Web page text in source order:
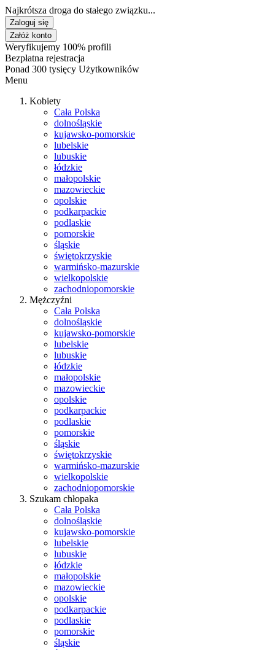
Najkrótsza droga do stałego związku...
Zaloguj się
Załóż konto
Weryfikujemy 100% profili
Bezpłatna rejestracja
Ponad 300 tysięcy Użytkowników
Menu
Kobiety
Cała Polska
dolnośląskie
kujawsko-pomorskie
lubelskie
lubuskie
łódzkie
małopolskie
mazowieckie
opolskie
podkarpackie
podlaskie
pomorskie
śląskie
świętokrzyskie
warmińsko-mazurskie
wielkopolskie
zachodniopomorskie
Mężczyźni
Cała Polska
dolnośląskie
kujawsko-pomorskie
lubelskie
lubuskie
łódzkie
małopolskie
mazowieckie
opolskie
podkarpackie
podlaskie
pomorskie
śląskie
świętokrzyskie
warmińsko-mazurskie
wielkopolskie
zachodniopomorskie
Szukam chłopaka
Cała Polska
dolnośląskie
kujawsko-pomorskie
lubelskie
lubuskie
łódzkie
małopolskie
mazowieckie
opolskie
podkarpackie
podlaskie
pomorskie
śląskie